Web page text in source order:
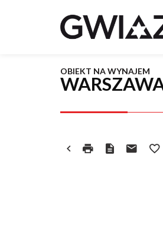
OBIEKT NA WYNAJEM